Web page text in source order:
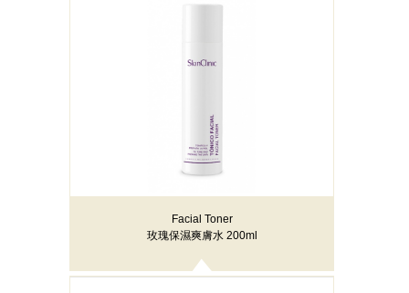
Facial Toner
玫瑰保濕爽膚水 200ml